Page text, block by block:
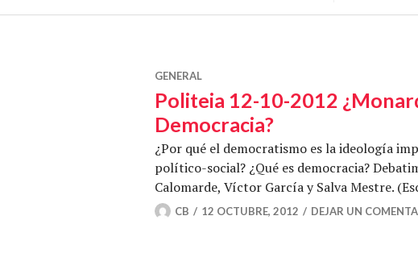
GENERAL
Politeia 12-10-2012
Democracia?
¿Por qué el democratismo es la ideología
político-social? ¿Qué es democracia?
Calomarde, Víctor García y Salva Mestre.
CB 12 OCTUBRE, 2012 DEJAR UN